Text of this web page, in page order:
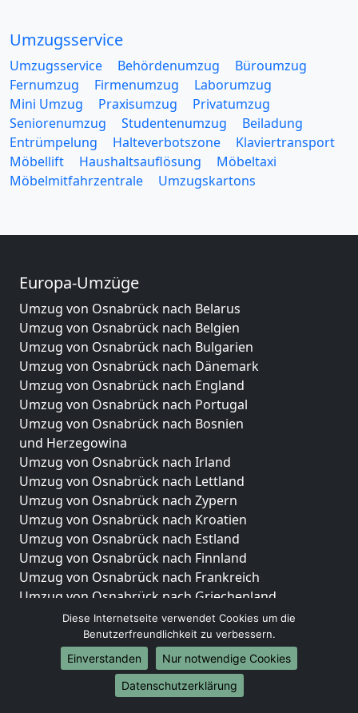
Umzugsservice
Umzugsservice Behördenumzug
Büroumzug
Fernumzug
Firmenumzug
Laborumzug
Mini Umzug
Praxisumzug
Privatumzug
Seniorenumzug
Studentenumzug
Beiladung
Entrümpelung
Halteverbotszone
Klaviertransport
Möbellift
Haushaltsauflösung
Möbeltaxi
Möbelmitfahrzentrale
Umzugskartons
Europa-Umzüge
Umzug von Osnabrück nach Belarus
Umzug von Osnabrück nach Belgien
Umzug von Osnabrück nach Bulgarien
Umzug von Osnabrück nach Dänemark
Umzug von Osnabrück nach England
Umzug von Osnabrück nach Portugal
Umzug von Osnabrück nach Bosnien
und Herzegowina
Umzug von Osnabrück nach Irland
Umzug von Osnabrück nach Lettland
Umzug von Osnabrück nach Zypern
Umzug von Osnabrück nach Kroatien
Umzug von Osnabrück nach Estland
Umzug von Osnabrück nach Finnland
Umzug von Osnabrück nach Frankreich
Umzug von Osnabrück nach Griechenland
Umzug von Osnabrück nach Italien
Umzug von Osnabrück nach Liechtenstein
Umzug von Osnabrück nach Luxemburg
Umzug von Osnabrück nach Niederlande
Umzug von Osnabrück nach Norwegen
Diese Internetseite verwendet Cookies um die
Benutzerfreundlichkeit zu verbessern.
Einverstanden
Nur notwendige Cookies
Datenschutzerklärung